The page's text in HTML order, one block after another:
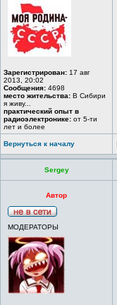
Зарегистрирован: 17 авг
2013, 20:02
Сообщения: 4698
место жительства: В Сибири
я живу...
практический опыт в
радиоэлектронике: от 5-ти
лет и более
Вернуться к началу
Sergey
Автор
МОДЕРАТОРЫ